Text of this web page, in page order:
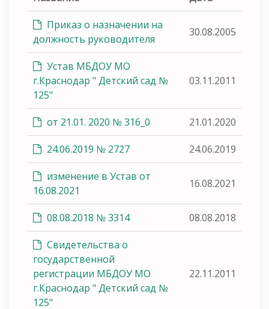
Приказ о назначении на
должность руководителя
30.08.2005
Устав МБДОУ МО
г.Краснодар " Детский сад №
125"
03.11.2011
от 21.01. 2020 № 316_0 21.01.2020
24.06.2019 № 2727 24.06.2019
изменение в Устав от
16.08.2021
16.08.2021
08.08.2018 № 3314 08.08.2018
Свидетельства о
государственной
регистрации МБДОУ МО
г.Краснодар " Детский сад №
125"
22.11.2011